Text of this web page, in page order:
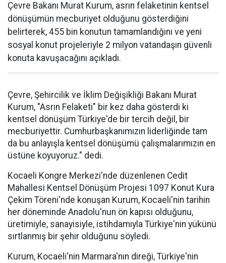
Çevre Bakanı Murat Kurum, asrın felaketinin kentsel
dönüşümün mecburiyet olduğunu gösterdiğini
belirterek, 455 bin konutun tamamlandığını ve yeni
sosyal konut projeleriyle 2 milyon vatandaşın güvenli
konuta kavuşacağını açıkladı.
Çevre, Şehircilik ve İklim Değişikliği Bakanı Murat
Kurum, "Asrın Felaketi" bir kez daha gösterdi ki
kentsel dönüşüm Türkiye'de bir tercih değil, bir
mecburiyettir. Cumhurbaşkanımızın liderliğinde tam
da bu anlayışla kentsel dönüşümü çalışmalarımızın en
üstüne koyuyoruz." dedi.
Kocaeli Kongre Merkezi'nde düzenlenen Cedit
Mahallesi Kentsel Dönüşüm Projesi 1097 Konut Kura
Çekim Töreni'nde konuşan Kurum, Kocaeli'nin tarihin
her döneminde Anadolu'nun ön kapısı olduğunu,
üretimiyle, sanayisiyle, istihdamıyla Türkiye'nin yükünü
sırtlanmış bir şehir olduğunu söyledi.
Kurum, Kocaeli'nin Marmara'nın direği, Türkiye'nin